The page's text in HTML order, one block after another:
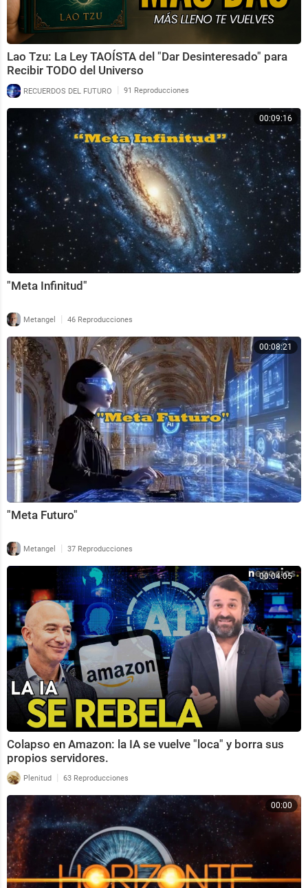
Lao Tzu: La Ley TAOÍSTA del "Dar Desinteresado" para
Recibir TODO del Universo
RECUERDOS DEL FUTURO | 91 Reproducciones
00:09:16
"Meta Infinitud"
Metangel | 46 Reproducciones
00:08:21
"Meta Futuro"
Metangel | 37 Reproducciones
00:04:05
Colapso en Amazon: la IA se vuelve "loca" y borra sus
propios servidores.
Plenitud | 63 Reproducciones
00:00